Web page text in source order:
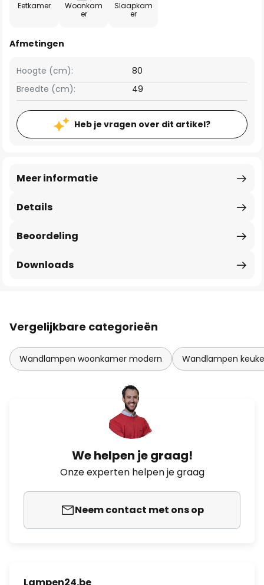
Eetkamer
Woonkam
er
Slaapkam
er
Afmetingen
Breedte (cm): 49
Hoogte (cm): 80
Heb je vragen over dit artikel?
Details
Meer informatie
Beoordeling
Downloads
Vergelijkbare categorieën
Wandlampen woonkamer modern Wandlampen
We helpen je graag!
Onze experten helpen je graag
Neem contact met ons op